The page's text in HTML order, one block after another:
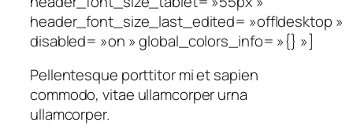
header_font_size_last_edited= »off|desktop »
disabled= »on » global_colors_info= »{} »]
Pellentesque porttitor mi et sapien
commodo, vitae ullamcorper urna
ullamcorper.